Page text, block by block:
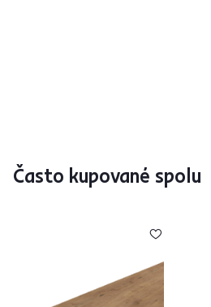
Často kupované spolu